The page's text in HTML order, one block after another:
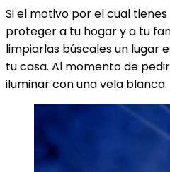
Si el motivo por el cual
proteger a tu hogar y a tu
limpiarlas búscales un lugar
tu casa. Al momento de
iluminar con una vela blanca.